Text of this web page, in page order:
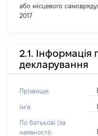
або місцевого
2017
2.1. Інформація
декларування
Прізвище:
Ім'я:
По батькові (за
наявності):